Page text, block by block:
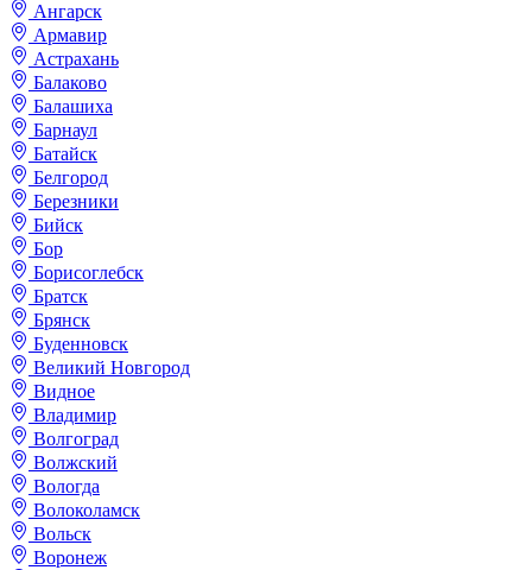
Ангарск
Армавир
Астрахань
Балаково
Балашиха
Барнаул
Батайск
Белгород
Березники
Бийск
Бор
Борисоглебск
Братск
Брянск
Буденновск
Великий Новгород
Видное
Владимир
Волгоград
Волжский
Вологда
Волоколамск
Вольск
Воронеж